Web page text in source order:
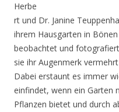
Herbe
rt und Dr. Janine
ihrem Hausgarten in
beobachtet und
sie ihr Augenmerk
Dabei erstaunt es immer
einfindet, wenn ein Garten
Pflanzen bietet und durch